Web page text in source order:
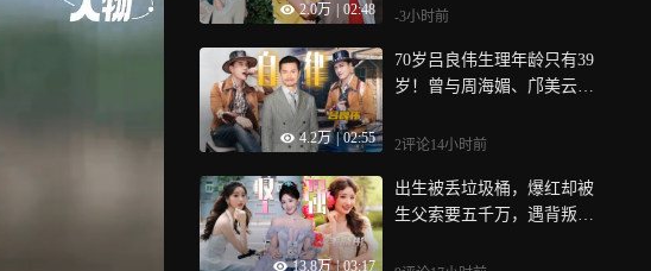
2.0万 02:48
路丨贵圈人物
-3小时前
4.2万 | 02:55
70岁吕良伟生理年龄只有39
岁！曾与周海媚、邝美云相
商丨贵圈人物
2评论14小时前
13.8万 | 03:17
出生被丢垃圾桶，爆红却被
生父索要五千万，遇背叛果
业不将就丨贵圈人物